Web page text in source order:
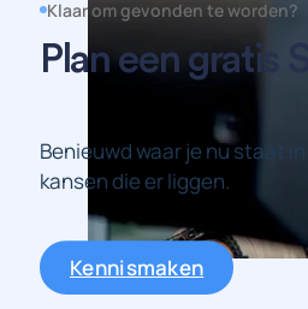
Klaar om gevonden te worden?
Plan een gratis
Benieuwd waar je nu staat
kansen die er liggen.
Kennismaken